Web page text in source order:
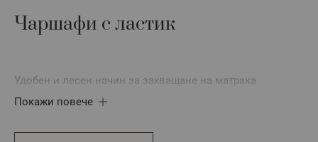
Чаршафи с ластик
Удобен и лесен начин за захващане на матрака
Покажи повече